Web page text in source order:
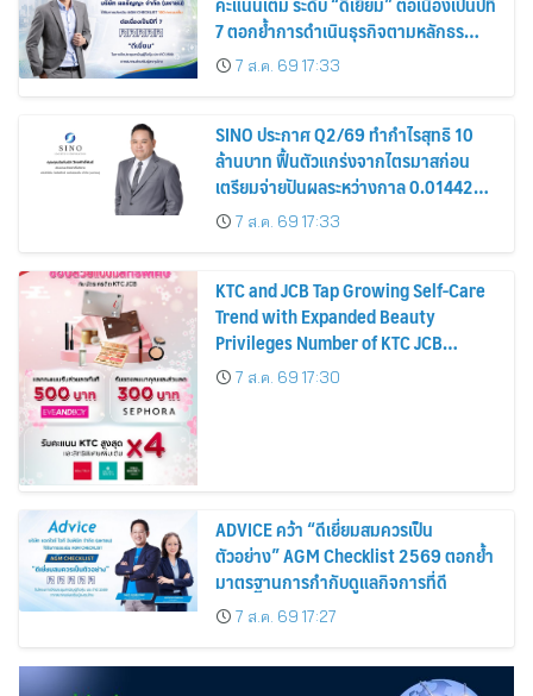
7 ตอกย้ำการดำเนินธุรกิจตามหลักธร
รมาภิบาล โปร่งใส สร้างความเชื่อมั่นผู้ถือ
หุ้น
7 ส.ค. 69 17:33
SINO ประกาศ Q2/69 ทำกำไรสุทธิ 10
ล้านบาท ฟื้นตัวแกร่งจากไตรมาสก่อน
เตรียมจ่ายปันผลระหว่างกาล 0.014423
บาทต่อหุ้น ครึ่งปีหลังมุ่งเติบโตต่อเนื่อง
7 ส.ค. 69 17:33
KTC and JCB Tap Growing Self-Care
Trend with Expanded Beauty
Privileges Number of KTC JCB
Cardmembers Spending on
Cosmetics Rises 26%
7 ส.ค. 69 17:30
ADVICE คว้า “ดีเยี่ยมสมควรเป็น
ตัวอย่าง” AGM Checklist 2569 ตอกย้ำ
มาตรฐานการกำกับดูแลกิจการที่ดี
7 ส.ค. 69 17:27